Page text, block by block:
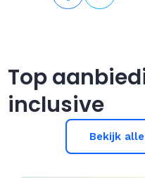
Top
inclusive
Bekijk